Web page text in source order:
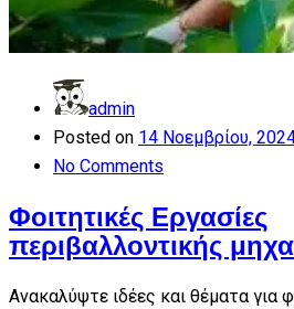
admin
Posted on 14 Νοεμβρίου,
No Comments
Φοιτητικές Εργασίες
περιβαλλοντικής
Ανακαλύψτε ιδέες και θέματα για